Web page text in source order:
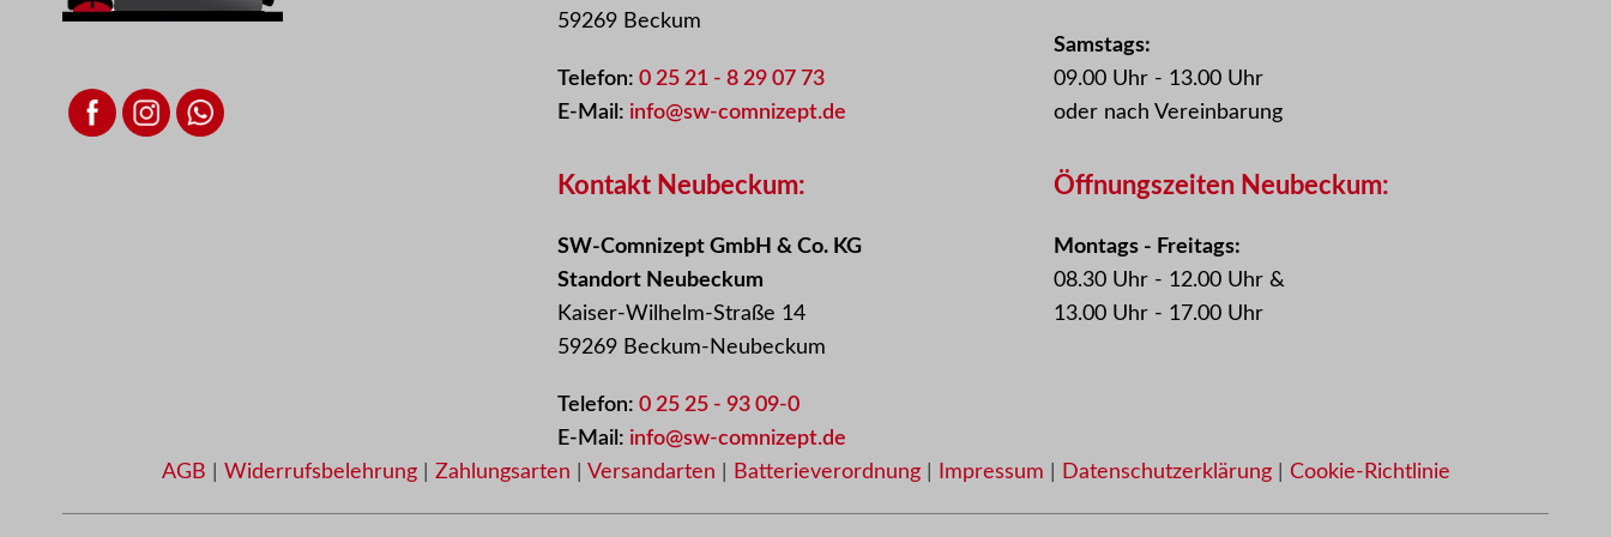
59269 Beckum
Telefon:0 25 21 - 8 29 07 73
E-Mail: info@sw-comnizept.de
Kontakt Neubeckum:
SW-Comnizept GmbH & Co. KG
Standort Neubeckum
Kaiser-Wilhelm-Straße 14
59269 Beckum-Neubeckum
Telefon:0 25 25 - 93 09-0
E-Mail: info@sw-comnizept.de
Samstags:
09.00 Uhr - 13.00 Uhr
oder nach Vereinbarung
Öffnungszeiten Neubeckum:
Montags - Freitags:
08.30 Uhr - 12.00 Uhr &
13.00 Uhr - 17.00 Uhr
AGB Widerrufsbelehrung Zahlungsarten Versandarten Batterieverordnung Impressum Datenschutzerklärung| Cookie-Richtlinie